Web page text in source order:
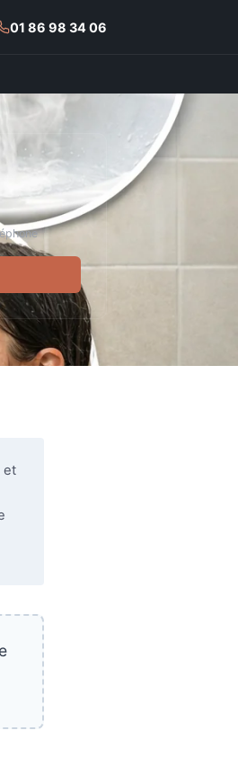
01 86 98 34 06
et